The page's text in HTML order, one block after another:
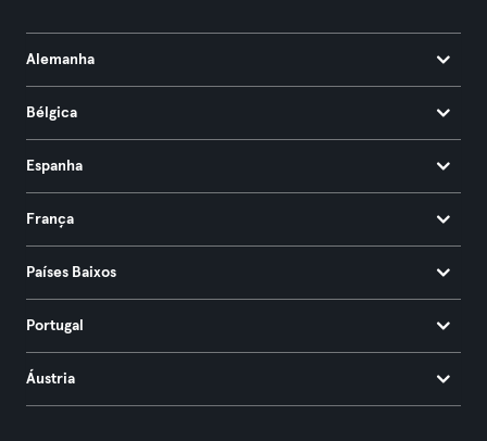
Alemanha
Bélgica
Espanha
França
Países Baixos
Portugal
Áustria